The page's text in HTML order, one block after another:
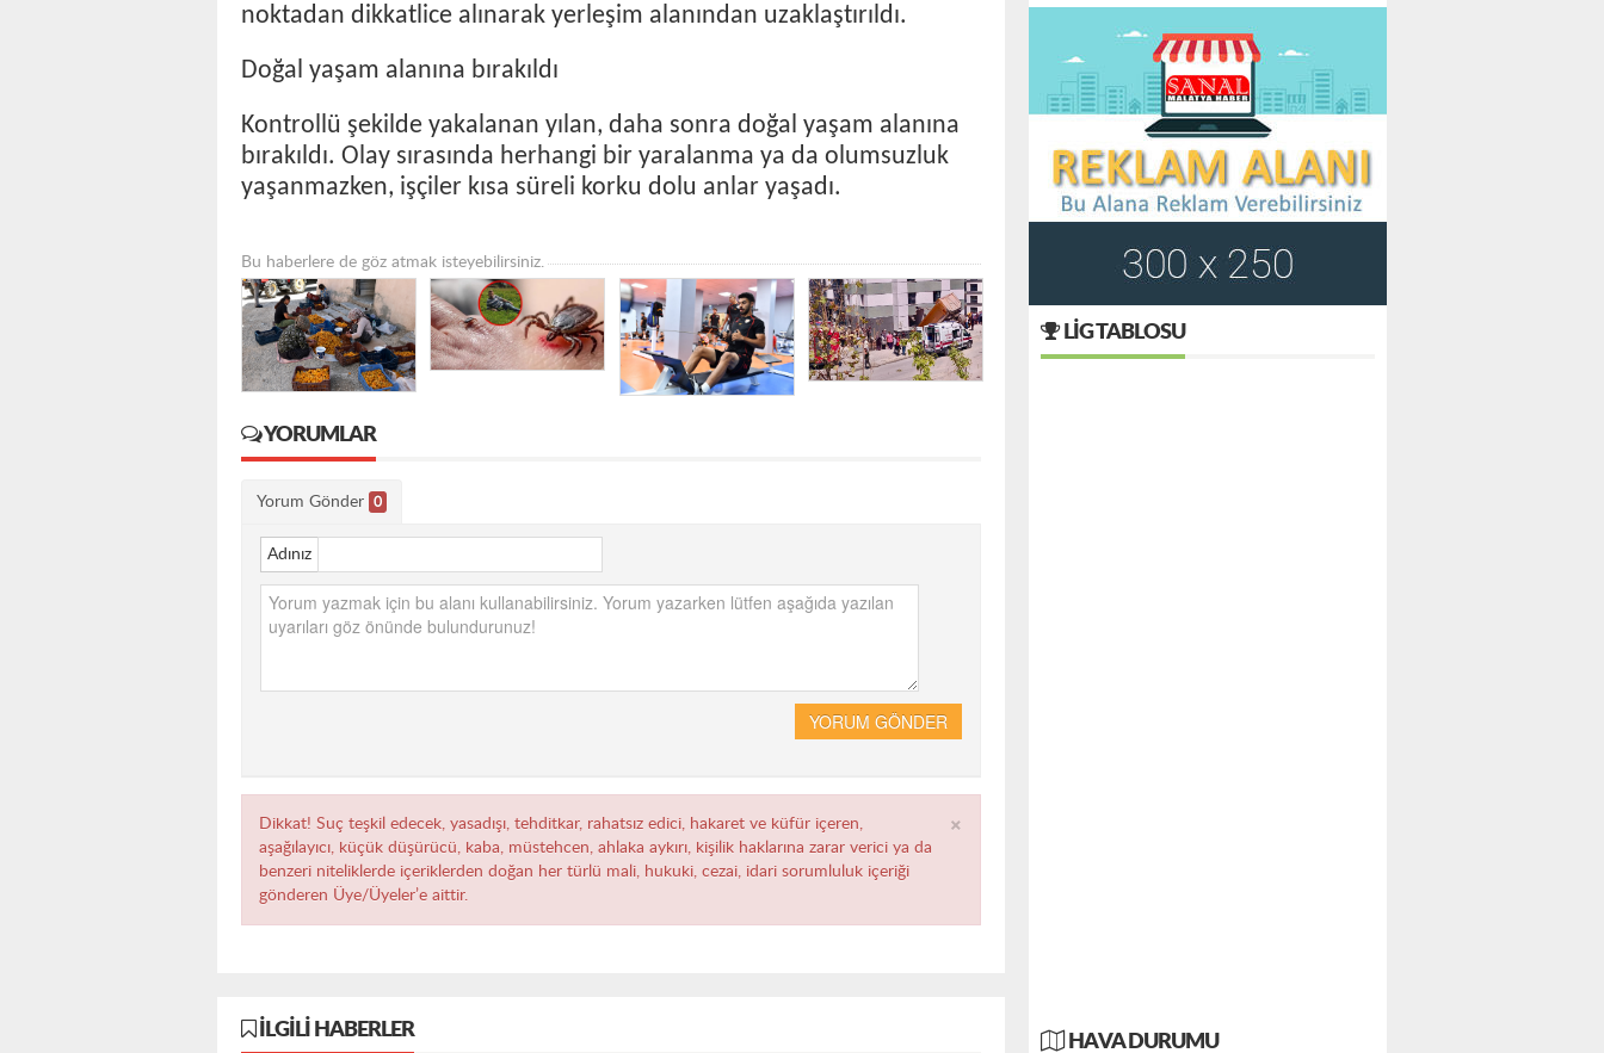
noktadan dikkatlice alınarak yerleşim alanından uzaklaştırıldı.
Doğal yaşam alanına bırakıldı
Kontrollü şekilde yakalanan yılan, daha sonra doğal yaşam alanına
bırakıldı. Olay sırasında herhangi bir yaralanma ya da olumsuzluk
yaşanmazken, işçiler kısa süreli korku dolu anlar yaşadı.
Bu haberlere de göz atmak isteyebilirsiniz.
YORUMLAR
Yorum Gönder 0
Adınız
YORUM GÖNDER
×
Dikkat! Suç teşkil edecek, yasadışı, tehditkar, rahatsız edici, hakaret ve küfür içeren,
aşağılayıcı, küçük düşürücü, kaba, müstehcen, ahlaka aykırı, kişilik haklarına zarar verici ya da
benzeri niteliklerde içeriklerden doğan her türlü mali, hukuki, cezai, idari sorumluluk içeriği
gönderen Üye/Üyeler’e aittir.
İLGILI HABERLER
LIG TABLOSU
HAVA DURUMU